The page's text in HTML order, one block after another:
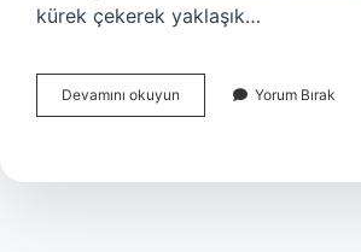
kürek çekerek yaklaşık…
Devamını okuyun
Dk
Kaç
Yorum Bırak